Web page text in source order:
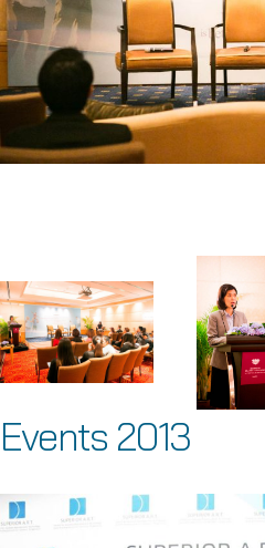
Events 2013